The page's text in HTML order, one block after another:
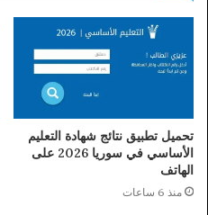
تحميل تطبيق نتائج شهادة التعليم
الأساسي في سوريا 2026 على
الهاتف
منذ 6 ساعات